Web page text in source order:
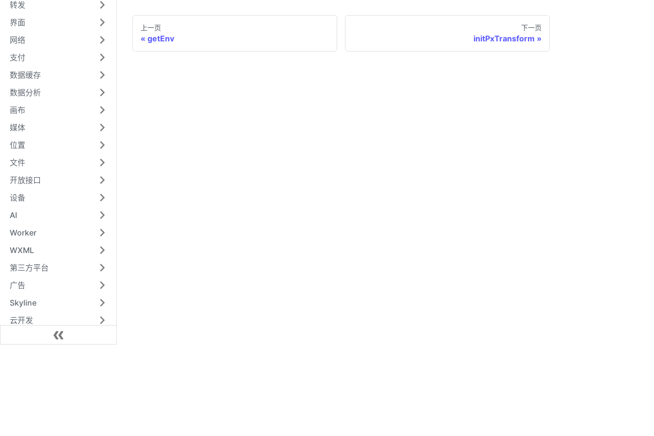
转发
界面
网络
支付
数据缓存
数据分析
画布
媒体
位置
文件
开放接口
设备
AI
Worker
WXML
第三方平台
广告
Skyline
云开发
上一页
getEnv
下一页
initPxTransform